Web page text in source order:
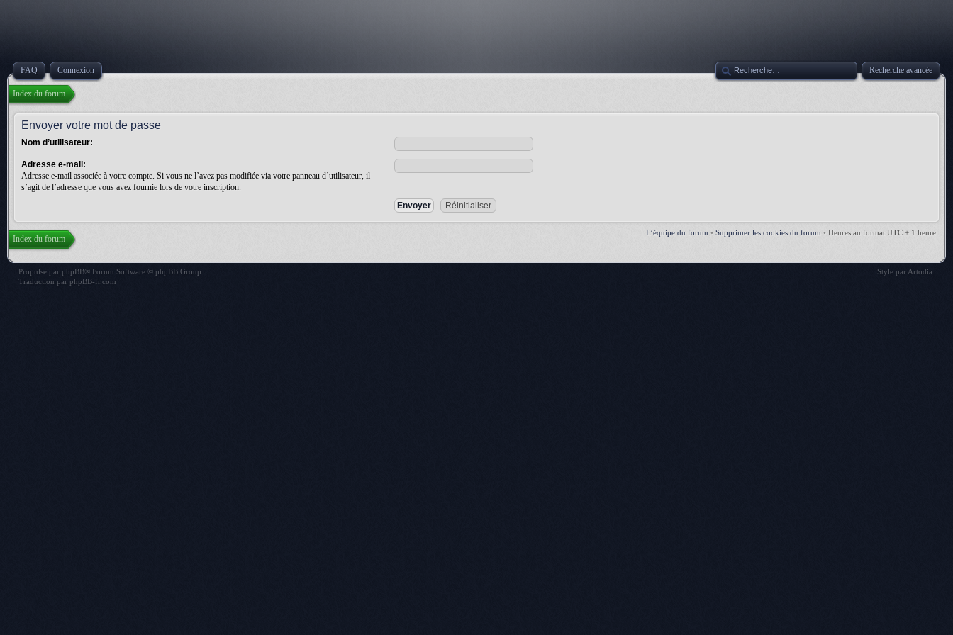
FAQ Connexion Recherche avancée
Index du forum
Envoyer votre mot de passe
Nom d’utilisateur:
Adresse e-mail:
Adresse e-mail associée à votre compte. Si vous ne l’avez pas modifiée via votre panneau d’utilisateur, il
s’agit de l’adresse que vous avez fournie lors de votre inscription.
L’équipe du forum • Supprimer les cookies du forum • Heures au format UTC + 1 heure
Index du forum
Propulsé par phpBB® Forum Software © phpBB Group
Traduction par phpBB-fr.com
Style par Artodia